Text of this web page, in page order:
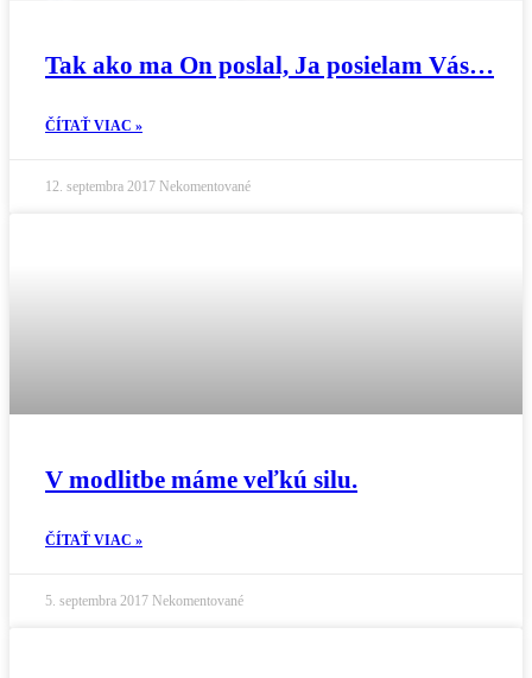
Tak ako ma On poslal, Ja posielam Vás…
ČÍTAŤ VIAC »
12. septembra 2017 Nekomentované
V modlitbe máme veľkú silu.
ČÍTAŤ VIAC »
5. septembra 2017 Nekomentované